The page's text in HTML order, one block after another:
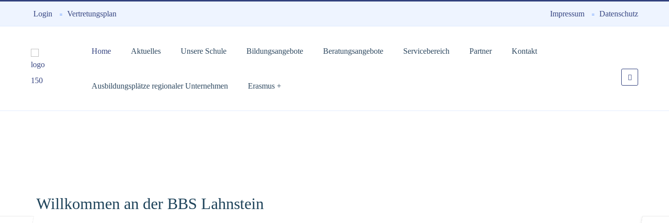
Login Vertretungsplan Impressum Datenschutz
Home Aktuelles Unsere Schule Bildungsangebote Beratungsangebote Servicebereich Partner Kontakt
Ausbildungsplätze regionaler Unternehmen Erasmus +
Willkommen an der BBS Lahnstein